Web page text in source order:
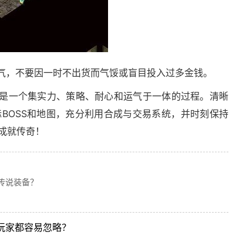
不要因一时不出货而气馁或盲目投入过多金钱。
一个集实力、策略、耐心和运气于一体的过程。清晰
和地图，充分利用合成与交易系统，并时刻保持
传奇！
装备？
都容易忽略？